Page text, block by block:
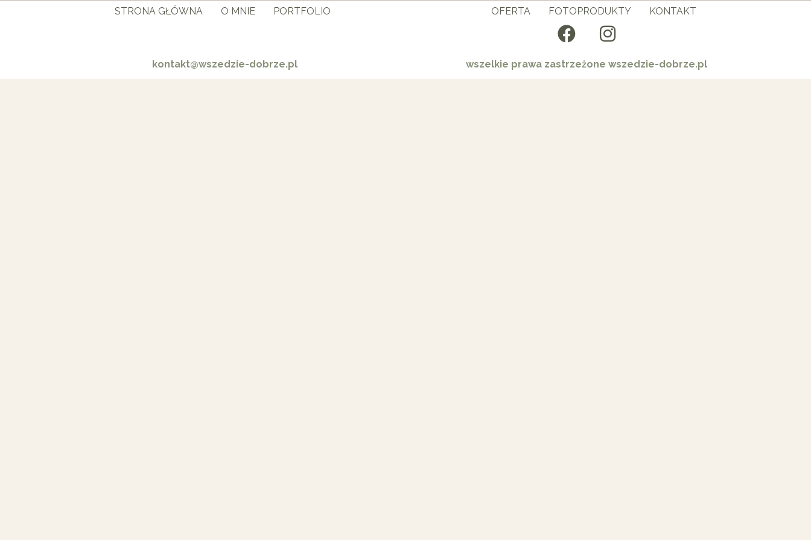
STRONA GŁÓWNA O MNIE PORTFOLIO OFERTA FOTOPRODUKTY KONTAKT
kontakt@wszedzie-dobrze.pl wszelkie prawa zastrzeżone wszedzie-dobrze.pl